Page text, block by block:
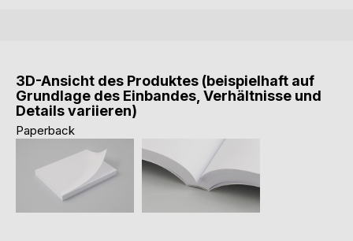
3D-Ansicht des Produktes (beispielhaft auf
Grundlage des Einbandes, Verhältnisse und
Details variieren)
Paperback